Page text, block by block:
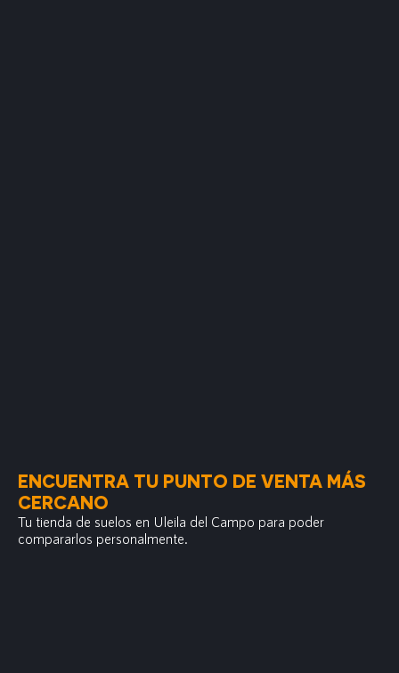
ENCUENTRA TU PUNTO DE VENTA MÁS
CERCANO
Tu tienda de suelos en Uleila del Campo para poder
compararlos personalmente.